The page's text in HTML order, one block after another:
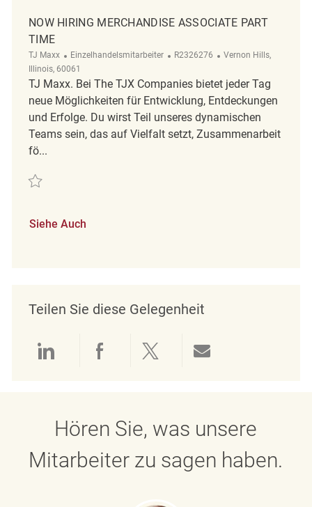
NOW HIRING MERCHANDISE ASSOCIATE PART
TIME
TJ Maxx Kategorie
Einzelhandelsmitarbeiter ReqId
R2326276 Ort
Vernon Hills,
Illinois, 60061
TJ Maxx. Bei The TJX Companies bietet jeder Tag
neue Möglichkeiten für Entwicklung, Entdeckungen
und Erfolge. Du wirst Teil unseres dynamischen
Teams sein, das auf Vielfalt setzt, Zusammenarbeit
fö...
Retten Now Hiring Merchandise Associate Part Time R2326276
Siehe Auch
Teilen Sie diese Gelegenheit
Über LinkedIn teilen
Über Facebook teilen
Über Twitter teilen
Hören Sie, was unsere
Mitarbeiter zu sagen haben.